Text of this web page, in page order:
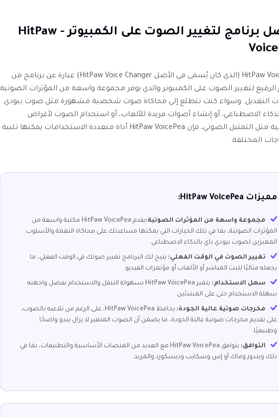
أفضل برنامج لتغيير الصوت على الكمبيوتر - HitPaw
HitPaw VoicePea (الذي كان يُسمى في الأصل HitPaw Voice Changer) عبارة عن برنامج من
الرفيع لتغيير الصوت على الكمبيوتر والذي يوفر مجموعة واسعة من المؤثرات الصوتية
التعديل. وسواء كنت تتطلع إلى محاكاة صوت شخصية مشهورة مثل صوت بيودي
الاصطناعي، أو إنشاء أصوات فريدة للألعاب، أو استخدام الصوت لأغراض
احترافية مثل التمثيل الصوتي، فإن HitPaw VoicePea أداة متعددة الاستخدامات يمكنها تلبية
المختلفة.
مميزات HitPaw VoicePea:
مجموعة واسعة من المؤثرات الصوتية:
يقدم HitPaw VoicePea مكتبة واسعة من
المؤثرات الصوتية، بما في ذلك الخيارات التي يمكنها مساعدتك على محاكاة النغمة والأسلوب
المميزين لصوت بيودي باي بالذكاء الاصطناعي.
تغيير الصوت في الوقت الفعلي: يتيح لك البرنامج تغيير صوتك في الوقت الفعلي، ما
يجعله مثاليًا للبث المباشر أو الألعاب أو مؤتمرات الفيديو.
سهل الاستخدام:
يتميز HitPaw VoicePea بسهولة التنقل والاستخدام بفضل واجهته
سهلة الاستخدام حتى على المبتدئين.
مخرجات صوتية عالية الجودة:
يحافظ HitPaw VoicePea، على الرغم من تلاعبه بالصوت،
على تقديم مخرجات صوتية عالية الجودة، ما يضمن أن الصوت المتغير لا يزال يبدو واضحًا
وطبيعيًا.
التوافق:
يتوافق HitPaw VoicePea مع العديد من المنصات الأساسية والتطبيقات، بما في
ذلك ويندوز وماك أو إس وسكايب وديسكورد والمزيد.